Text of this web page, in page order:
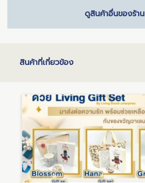
ดูสินค้าอื่นของร้าน
สินค้าที่เกี่ยวข้อง